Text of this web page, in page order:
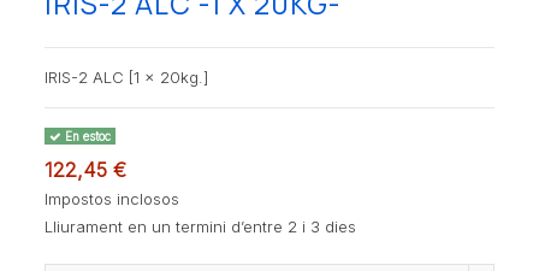
IRIS-2 ALC [1 x 20kg.]
En estoc
122,45 €
Impostos inclosos
Lliurament en un termini d’entre 2 i 3 dies